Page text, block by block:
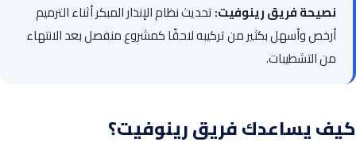
نصيحة فريق رينوفيت:تحديث نظام الإنذار المبكر أثناء الترميم
أرخص وأسهل بكثير من تركيبه لاحقًا كمشروع منفصل بعد الانتهاء
من التشطيبات.
كيف يساعدك فريق رينوفيت؟